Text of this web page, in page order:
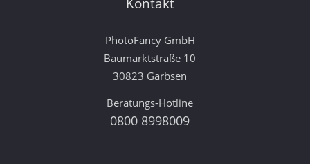
PhotoFancy GmbH
Baumarktstraße 10
30823 Garbsen
Beratungs-Hotline
0800 8998009